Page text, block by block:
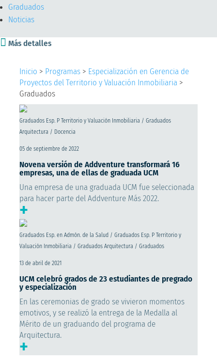
Graduados
Noticias
 Más detalles
Inicio > Programas > Especialización en Gerencia de
Proyectos del Territorio y Valuación Inmobiliaria >
Graduados
Graduados Esp. P Territorio y Valuación Inmobiliaria / Graduados
Arquitectura / Docencia
05 de septiembre de 2022
Novena versión de Addventure transformará 16
empresas, una de ellas de graduada UCM
Una empresa de una graduada UCM fue seleccionada
para hacer parte del Addventure Más 2022.
+
Graduados Esp. en Admón. de la Salud / Graduados Esp. P Territorio y
Valuación Inmobiliaria / Graduados Arquitectura / Graduados
13 de abril de 2021
UCM celebró grados de 23 estudiantes de pregrado
y especialización
En las ceremonias de grado se vivieron momentos
emotivos, y se realizó la entrega de la Medalla al
Mérito de un graduando del programa de
Arquitectura.
+